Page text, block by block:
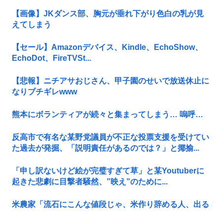
【画像】JKダンス部、胸元が垂れ下がり色白の乳が見
えてしまう
【セール】Amazonデバイス、Kindle、EchoShow、
EchoDot、FireTVSt...
【悲報】ニチアサおじさん、甲子園のせいで放送休止に
なりブチギレwww
熊本にボランティアが続々と集まってしまう… 嗚呼…
反高市で有名な某野党議員が不正な投票支援を受けてい
た過去が発掘、「説明責任があるのでは？」と揶揄...
「申し訳ないけど絵が完璧すぎて草」と某Youtuberに
起きた悲劇に目撃者騒然、”映え”のために...
米農家「流石にこんな値段じゃ、米作り辞める人、出る